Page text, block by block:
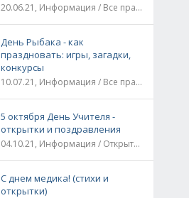
20.06.21, Информация / Все праздники / Рассказы и истории
День Рыбака - как
праздновать: игры, загадки,
конкурсы
10.07.21, Информация / Все праздники
5 октября День Учителя -
открытки и поздравления
04.10.21, Информация / Открытки / Все праздники
С днем медика! (стихи и
открытки)